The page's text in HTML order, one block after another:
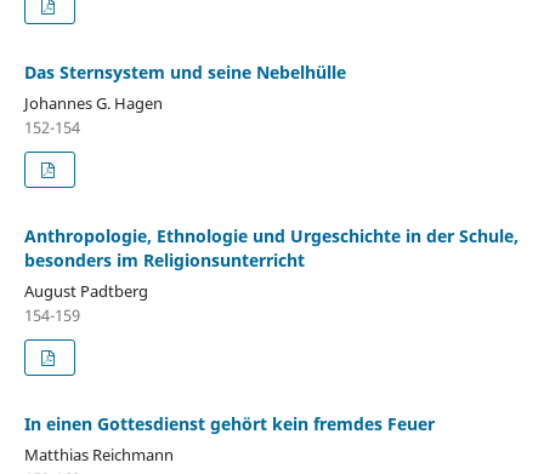
Das Sternsystem und seine Nebelhülle
Johannes G. Hagen
152-154
Anthropologie, Ethnologie und Urgeschichte in der Schule,
besonders im Religionsunterricht
August Padtberg
154-159
In einen Gottesdienst gehört kein fremdes Feuer
Matthias Reichmann